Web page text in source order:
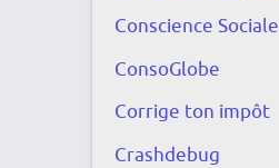
Conscience Sociale
ConsoGlobe
Corrige ton impôt
Crashdebug